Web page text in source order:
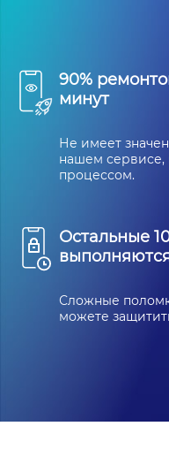
90%
минут
Не имеет
нашем сервисе,
процессом.
Остальные
Сложные
можете